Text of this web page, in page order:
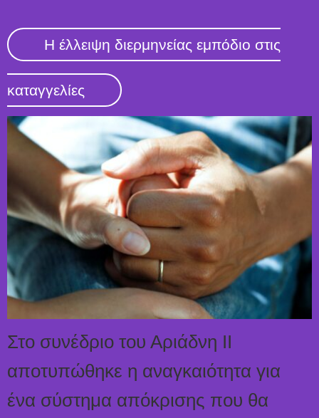
Η έλλειψη διερμηνείας εμπόδιο στις
καταγγελίες
Στο συνέδριο του Αριάδνη ΙΙ
αποτυπώθηκε η αναγκαιότητα για
ένα σύστημα απόκρισης που θα